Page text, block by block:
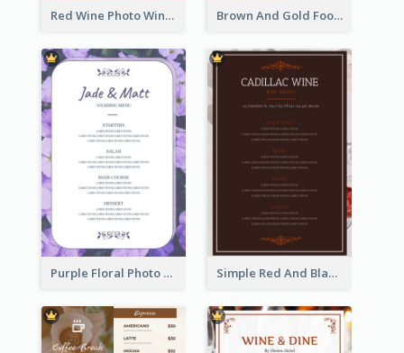
Red Wine Photo Wine And Dine Restaurant Menu Brown And Gold Food Photo Italian Food Menu
Purple Floral Photo Wedding Menu Simple Red And Black Wine Bar Menu